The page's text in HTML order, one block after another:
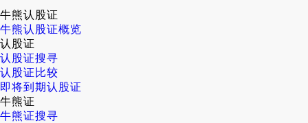
牛熊认股证
牛熊认股证概览
认股证
认股证搜寻
认股证比较
即将到期认股证
牛熊证
牛熊证搜寻